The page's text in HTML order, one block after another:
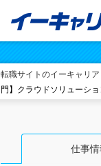
転職サイトのイーキャリア
門】クラウドソリューシ
仕事情